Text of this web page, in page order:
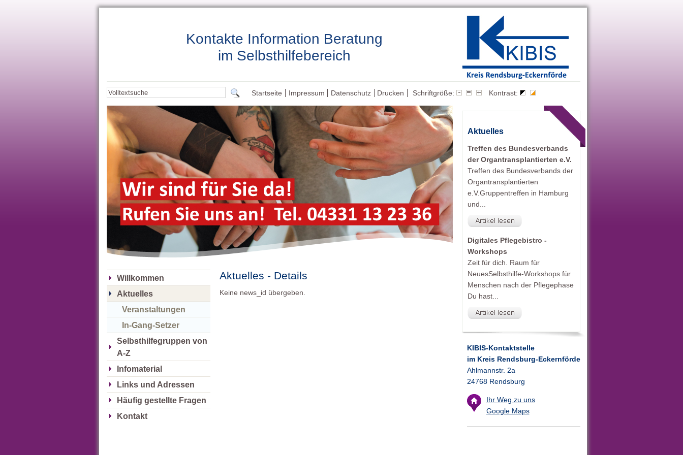
Kontakte Information Beratung
im Selbsthilfebereich
Startseite Impressum Datenschutz Drucken Schriftgröße: Kontrast:
Aktuelles
Treffen des Bundesverbands
der Organtransplantierten e.V.
Treffen des Bundesverbands der
Organtransplantierten
e.V.Gruppentreffen in Hamburg
und...
Digitales Pflegebistro -
Workshops
Zeit für dich. Raum für
NeuesSelbsthilfe-Workshops für
Menschen nach der Pflegephase
Du hast...
KIBIS-Kontaktstelle
im Kreis Rendsburg-Eckernförde
Ahlmannstr. 2a
24768 Rendsburg
Ihr Weg zu uns
Google Maps
Willkommen
Aktuelles
Veranstaltungen
In-Gang-Setzer
Selbsthilfegruppen von
A-Z
Infomaterial
Links und Adressen
Häufig gestellte Fragen
Kontakt
Aktuelles - Details
Keine news_id übergeben.